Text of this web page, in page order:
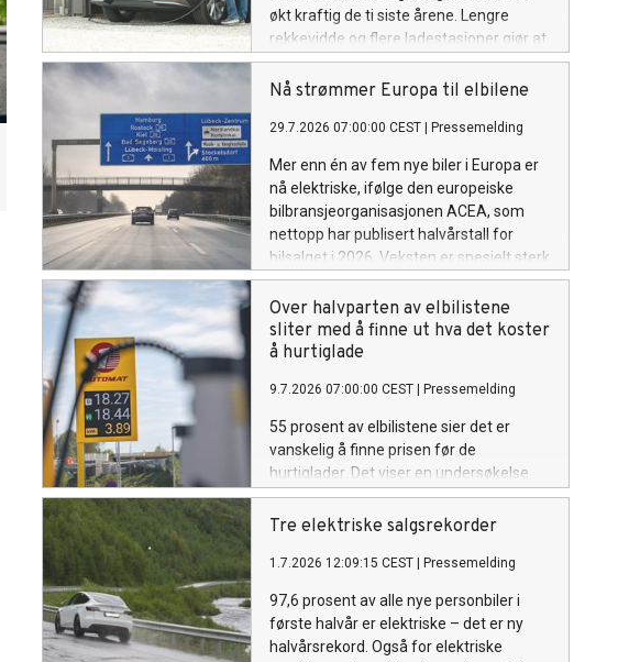
økt kraftig de ti siste årene. Lengre
rekkevidde og flere ladestasjoner gjør at
folk ikke lenger har behov for fossilbiler.
Nå strømmer Europa til elbilene
29.7.2026 07:00:00 CEST Pressemelding
Mer enn én av fem nye biler i Europa er
nå elektriske, ifølge den europeiske
bilbransjeorganisasjonen ACEA, som
nettopp har publisert halvårstall for
bilsalget i 2026. Veksten er spesielt sterk
i Tyskland og Frankrike.
Over halvparten av elbilistene
sliter med å finne ut hva det koster
å hurtiglade
9.7.2026 07:00:00 CEST Pressemelding
55 prosent av elbilistene sier det er
vanskelig å finne prisen før de
hurtiglader. Det viser en undersøkelse
fra Elbilforeningen. Samtidig er det en
klar forbedring fra 2024, da 74 prosent
Tre elektriske salgsrekorder
1.7.2026 12:09:15 CEST Pressemelding
97,6 prosent av alle nye personbiler i
første halvår er elektriske – det er ny
halvårsrekord. Også for elektriske